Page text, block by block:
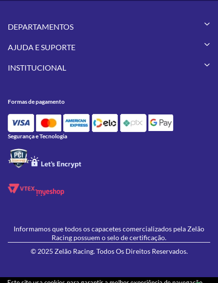
DEPARTAMENTOS
Vestuários
Pneus
Utilidades
Feminino
Lançamentos
AJUDA E SUPORTE
Meus Pedidos
Política de Privacidade
Política de Campanhas e promoções
INSTITUCIONAL
Contato
Oficina/Serviços
Formas de pagamento
Segurança e Tecnologia
Informamos que todos os capacetes comercializados pela Zelão
Racing possuem o selo de certificação.
© 2025 Zelão Racing. Todos Os Direitos Reservados.